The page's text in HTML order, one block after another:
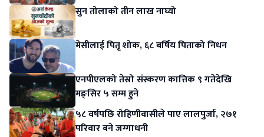
सुन तोलाको तीन लाख नाघ्यो
मेसीलाई पितृ शोक, ६८ बर्षिय पिताको निधन
एनपीएलको तेस्रो संस्करण कात्तिक ९ गतेदेखि
मङ्सिर ५ सम्म हुने
५८ वर्षपछि रोहिणीवासीले पाए लालपुर्जा, २७१
परिवार बने जग्गाधनी